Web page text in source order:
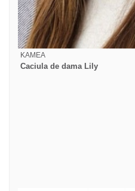
KAMEA
Caciula de dama Lily